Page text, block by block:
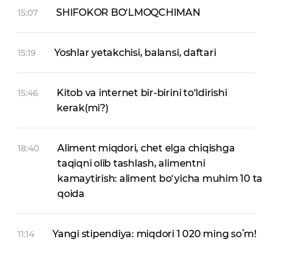
15:07 SHIFOKOR BO‘LMOQCHIMAN
15:19 Yoshlar yetakchisi, balansi, daftari
15:46
Kitob va internet bir-birini to‘ldirishi
kerak(mi?)
18:40
Aliment miqdori, chet elga chiqishga
taqiqni olib tashlash, alimentni
kamaytirish: aliment bo‘yicha muhim 10 ta
qoida
11:14 Yangi stipendiya: miqdori 1 020 ming soʻm!